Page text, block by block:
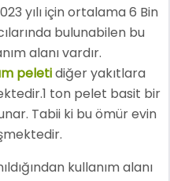
yılı için ortalama 6 Bin
bulunabilen bu
alanı vardır.
peletidiğer yakıtlara
ton pelet basit bir
Tabii ki bu ömür evin
kullanım alanı